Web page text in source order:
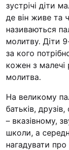
зустрічі діти
де він живе та
називаються
молитву. Діти
за кого
кожен з малечі
молитва.
На великому
батьків,
– вказівному,
школи, а
нагадувати про